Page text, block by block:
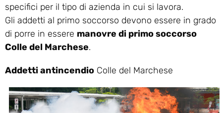
specifici per il tipo di azienda in cui si lavora.
Gli addetti al primo soccorso devono essere in grado
di porre in essere manovre di primo soccorso
Colle del Marchese.
Addetti antincendio Colle del Marchese